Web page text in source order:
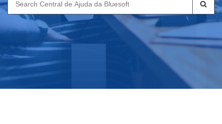
for: